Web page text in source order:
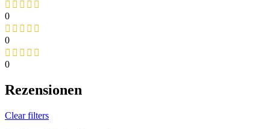
0
0
0
Rezensionen
Clear filters